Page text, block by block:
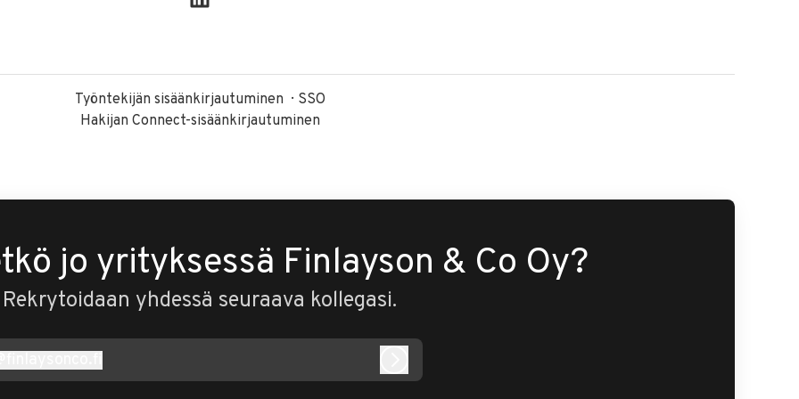
Työntekijän sisäänkirjautuminen
SSO
Hakijan Connect-sisäänkirjautuminen
jo yrityksessä Finlayson & Co Oy?
Rekrytoidaan yhdessä seuraava kollegasi.